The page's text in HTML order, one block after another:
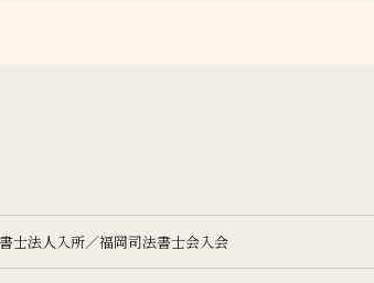
士法人入所／福岡司法書士会入会